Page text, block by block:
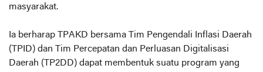
masyarakat.
Ia berharap TPAKD bersama Tim Pengendali Inflasi Daerah
(TPID) dan Tim Percepatan dan Perluasan Digitalisasi
Daerah (TP2DD) dapat membentuk suatu program yang